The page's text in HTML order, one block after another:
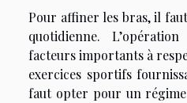
Pour affiner les bras, il
quotidienne.
facteurs importants à
exercices sportifs
faut opter pour un